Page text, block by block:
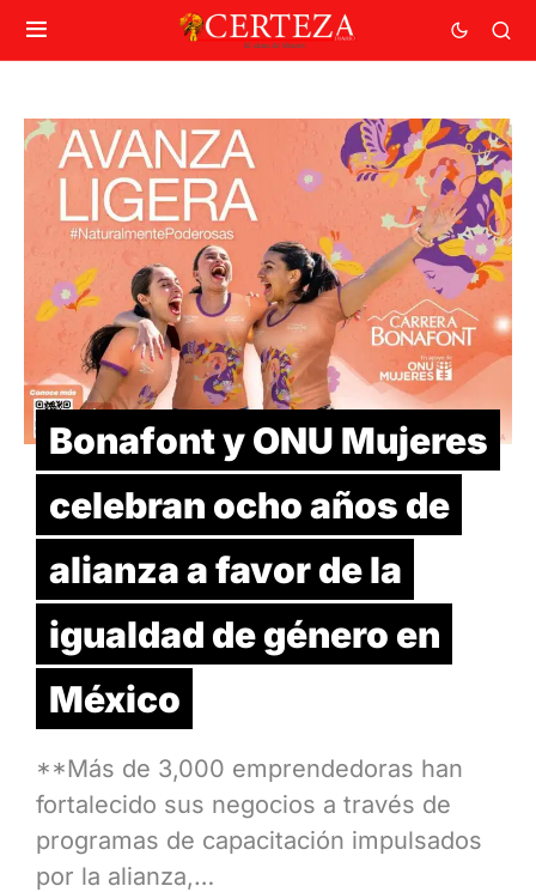
Bonafont y ONU Mujeres
celebran ocho años de
alianza a favor de la
igualdad de género en
México
**Más de 3,000 emprendedoras han
fortalecido sus negocios a través de
programas de capacitación impulsados
por la alianza,…